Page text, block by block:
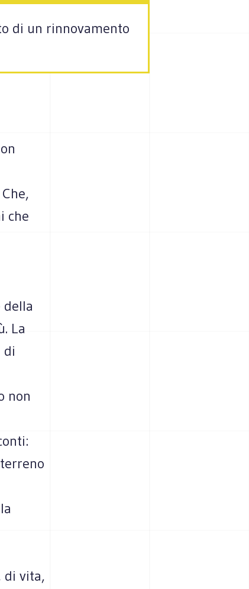
di un rinnovamento
che
della
La
di
non
di vita,